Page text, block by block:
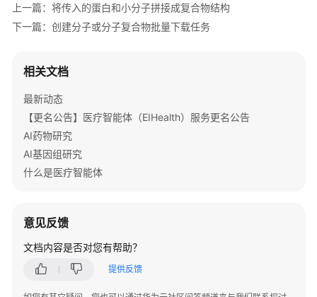
预
览
配
体
相
似
任
务
上一篇：将传入的蛋白和小分子拼接成复合物结构
下一篇：创建分子或分子复合物批量下载任务
相关文档
最新动态
【更名公告】医疗智能体（EIHealth）服务更名公告
AI药物研究
AI基因组研究
什么是医疗智能体
意见反馈
文档内容是否对您有帮助？
提供反馈